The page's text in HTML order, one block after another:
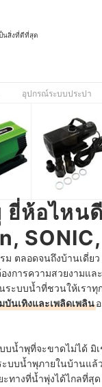
นสิ่งที่ดีที่สุด
อุปกรณ์ระบบประปา
ห้อไหน
ตลอดจนถึงบ้านเดี่ย
การความสวยงามแ
ระบบน้ำที่ชวนให้เรา
บันเทิงและเพลิดเพลิน
น้ำพุที่จะขาดไม่ได้ มิ
บบน้ำพุภายในบ้านแ
ทางที่น้ำพุ่งได้ไกลที่